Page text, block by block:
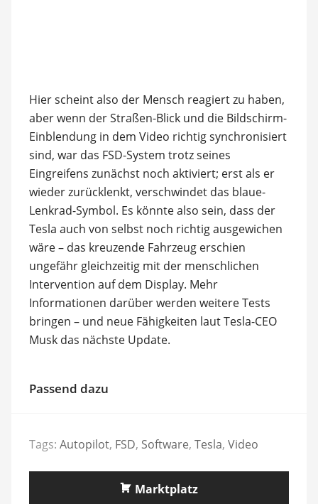
Hier scheint also der Mensch reagiert zu haben,
aber wenn der Straßen-Blick und die Bildschirm-
Einblendung in dem Video richtig synchronisiert
sind, war das FSD-System trotz seines
Eingreifens zunächst noch aktiviert; erst als er
wieder zurücklenkt, verschwindet das blaue-
Lenkrad-Symbol. Es könnte also sein, dass der
Tesla auch von selbst noch richtig ausgewichen
wäre – das kreuzende Fahrzeug erschien
ungefähr gleichzeitig mit der menschlichen
Intervention auf dem Display. Mehr
Informationen darüber werden weitere Tests
bringen – und neue Fähigkeiten laut Tesla-CEO
Musk das nächste Update.
Passend dazu
Tags: Autopilot, FSD, Software, Tesla, Video
Marktplatz